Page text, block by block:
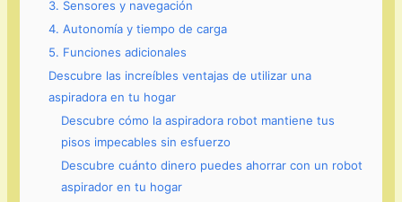
3. Sensores y navegación
4. Autonomía y tiempo de carga
5. Funciones adicionales
Descubre las increíbles ventajas de utilizar una
aspiradora en tu hogar
Descubre cómo la aspiradora robot mantiene tus
pisos impecables sin esfuerzo
Descubre cuánto dinero puedes ahorrar con un robot
aspirador en tu hogar